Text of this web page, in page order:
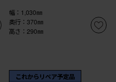
幅：1,030㎜
奥行：370㎜
高さ：290㎜
これからリペア予定品